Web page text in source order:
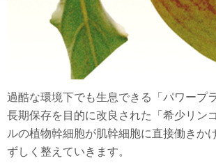
過酷な環境下でも生息できる「パワープ
長期保存を目的に改良された「希少リン
ルの植物幹細胞が肌幹細胞に直接働きか
ずしく整えていきます。